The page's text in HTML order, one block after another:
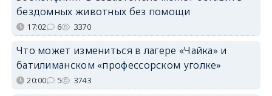
бездомных животных без помощи
17:02 6 3370
Что может измениться в лагере «Чайка» и
батилиманском «профессорском уголке»
20:00 5 3743